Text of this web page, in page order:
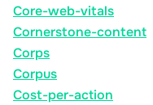
Core-web-vitals
Cornerstone-content
Corps
Corpus
Cost-per-action